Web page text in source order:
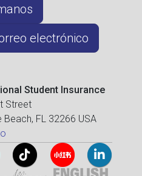
electrónico
Student Insurance
Street
Beach, FL 32266 USA